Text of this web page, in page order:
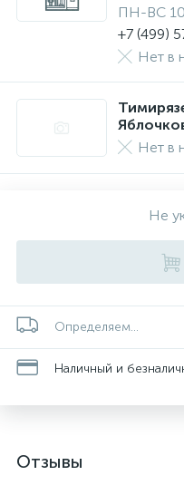
ПН-ВС
+7 (499)
Нет в
Нет в
Не
Определяем...
Наличный и
Отзывы